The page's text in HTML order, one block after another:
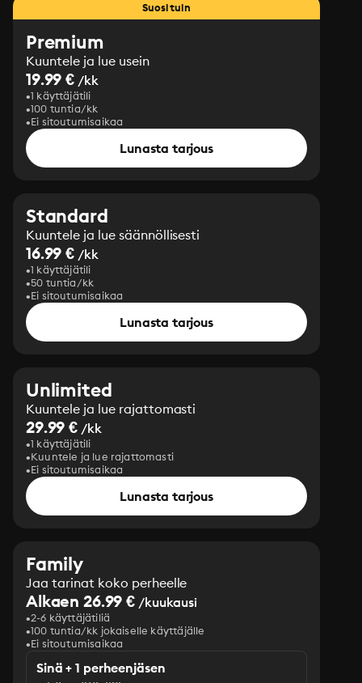
Suosituin
Premium
Kuuntele ja lue usein
19.99 € /kk
1 käyttäjätili
100 tuntia/kk
Ei sitoutumisaikaa
Lunasta tarjous
Standard
Kuuntele ja lue säännöllisesti
16.99 € /kk
1 käyttäjätili
50 tuntia/kk
Ei sitoutumisaikaa
Lunasta tarjous
Unlimited
Kuuntele ja lue rajattomasti
29.99 € /kk
1 käyttäjätili
Kuuntele ja lue rajattomasti
Ei sitoutumisaikaa
Lunasta tarjous
Family
Jaa tarinat koko perheelle
Alkaen 26.99 € /kuukausi
2-6 käyttäjätiliä
100 tuntia/kk jokaiselle käyttäjälle
Ei sitoutumisaikaa
Sinä + 1 perheenjäsen